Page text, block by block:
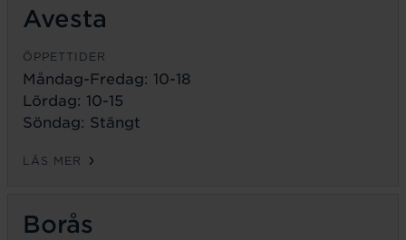
Avesta
ÖPPETTIDER
Måndag-Fredag: 10-18
Lördag: 10-15
Söndag: Stängt
LÄS MER
Borås